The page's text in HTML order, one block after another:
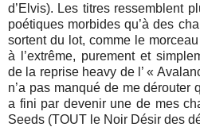
d’Elvis). Les titres ressemblent
poétiques morbides qu’à des
sortent du lot, comme le
à l’extrême, purement et
de la reprise heavy de l’ «
n’a pas manqué de me dérouter
a fini par devenir une de mes
Seeds (TOUT le Noir Désir des